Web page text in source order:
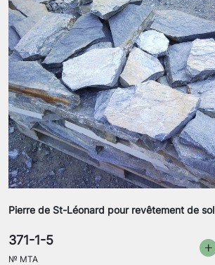
Pierre de St-Léonard pour revêtement de sol
371-1-5
№ MTA